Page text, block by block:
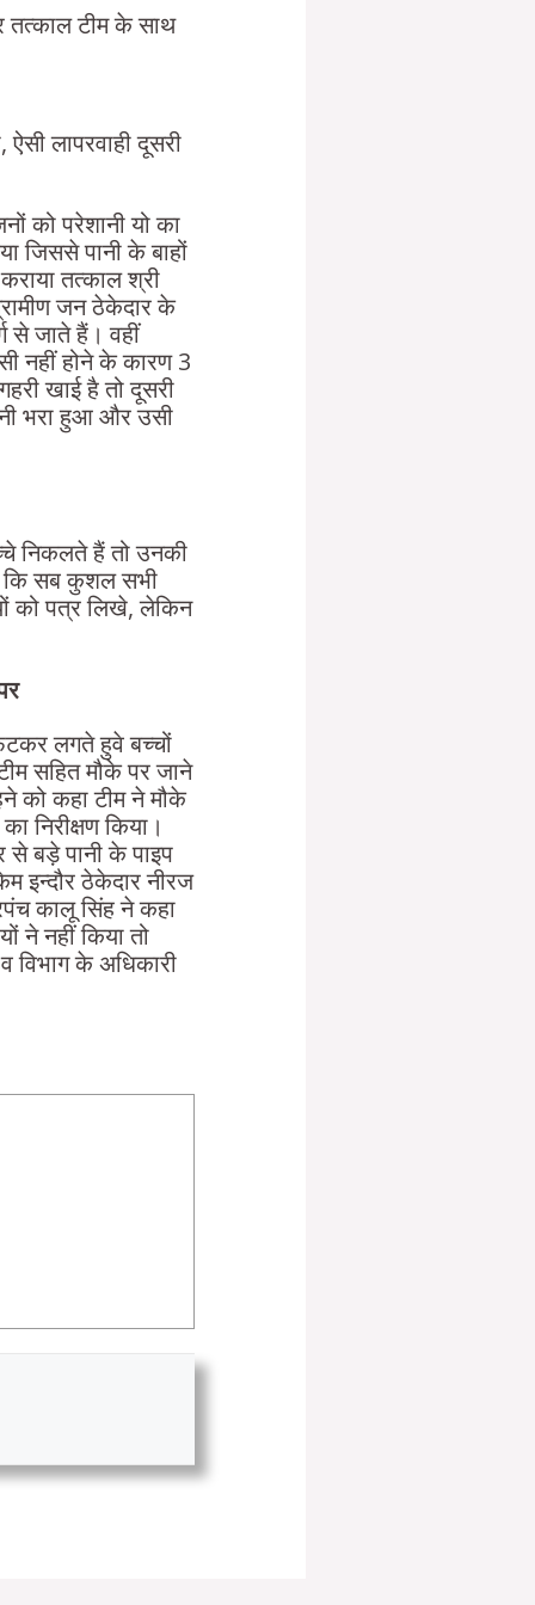
तत्काल टीम के साथ
लापरवाही दूसरी
को परेशानी यो का
जिससे पानी के बाहों
तत्काल श्री
जन ठेकेदार के
से जाते हैं। वहीं
नहीं होने के कारण 3
खाई है तो दूसरी
भरा हुआ और उसी
निकलते हैं तो उनकी
कि सब कुशल सभी
को पत्र लिखे, लेकिन
लगते हुवे बच्चों
सहित मौके पर जाने
को कहा टीम ने मौके
निरीक्षण किया।
से बड़े पानी के पाइप
इन्दौर ठेकेदार नीरज
कालू सिंह ने कहा
ने नहीं किया तो
विभाग के अधिकारी